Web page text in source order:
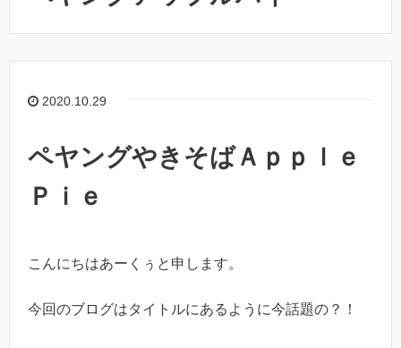
2020.10.29
ペヤングやきそばＡｐｐｌｅ
Ｐｉｅ
こんにちはあーくぅと申します。
今回のブログはタイトルにあるように今話題の？！